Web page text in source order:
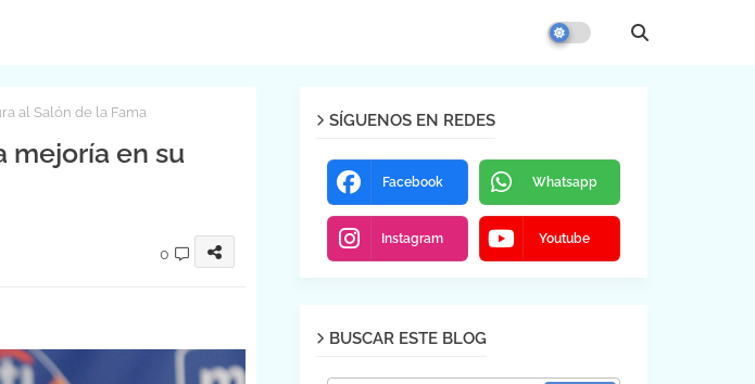
al Salón de la Fama
mejoría en su
0
SÍGUENOS EN REDES
Facebook Whatsapp
Instagram Youtube
BUSCAR ESTE BLOG